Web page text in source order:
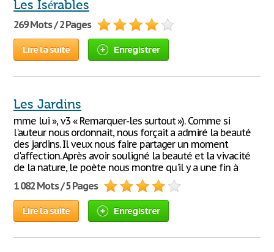
Les Isérables
269 Mots / 2 Pages
Lire la suite Enregistrer
Les Jardins
mme lui », v3 « Remarquer-les surtout »). Comme si
l'auteur nous ordonnait, nous forçait a admiré la beauté
des jardins. Il veux nous faire partager un moment
d'affection. Après avoir souligné la beauté et la vivacité
de la nature, le poète nous montre qu'il y a une fin à
1 082 Mots / 5 Pages
Lire la suite Enregistrer